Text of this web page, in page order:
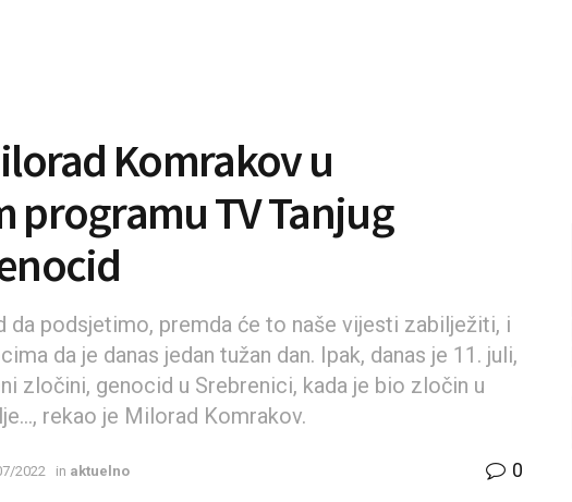
Komrakov u
programu TV Tanjug
da podsjetimo, premda će to naše vijesti zabilježiti, i
da je danas jedan tužan dan. Ipak, danas je 11. juli,
zločini, genocid u Srebrenici, kada je bio zločin u
rekao je Milorad Komrakov.
2022 in aktuelno 0